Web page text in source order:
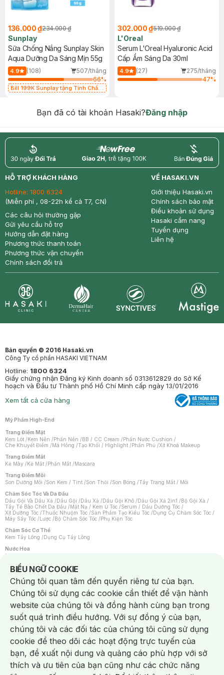
136.000 ₫234.000 ₫
Sunplay
Sữa Chống Nắng Sunplay Skin
Aqua Dưỡng Da Sáng Mịn 55g
4.9 (108)
507/tháng
66%
Bill 199K Sunplay tặng Tinh Chất
302.000 ₫519.000 ₫
L'Oreal
Serum L'Oreal Hyaluronic Acid
Cấp Ẩm Sáng Da 30ml
4.9 (27)
275/tháng
47%
Bạn đã có tài khoản Hasaki?Đăng nhập
return nowfree price
HỖ TRỢ KHÁCH HÀNG
Hotline: 1800 6324
(Miễn phí , 08-22h kể cả T7, CN)
Các câu hỏi thường gặp
Gửi yêu cầu hỗ trợ
Hướng dẫn đặt hàng
Phương thức thanh toán
Phương thức vận chuyển
Chính sách đổi trả
VỀ HASAKI.VN
Giới thiệu Hasaki.vn
Chính sách bảo mật
Điều khoản sử dụng
Hasaki cẩm nang
Tuyển dụng
Liên hệ
Bản quyền © 2016 Hasaki.vn
Công Ty cổ phần HASAKI VIETNAM
Hotline: 1800 6324
Giấy chứng nhận Đăng ký Kinh doanh số 0313612829 do Sở Kế
hoạch và Đầu tư Thành phố Hồ Chí Minh cấp ngày 13/01/2016
Xem tất cả cửa hàng
Mỹ Phẩm High-End
Trang Điểm Mặt
Kem Lót /Kem Nền /Phấn Nền /BB / CC Cream /Phấn Nước Cushion /
Che Khuyết Điểm /Má Hồng /Tạo Khối / Highlight /Phấn Phủ /Xịt Khoá Makeup
Trang Điểm Mắt
Kẻ Mày /Kẻ Mắt /Phấn Mắt /Mascara
Trang Điểm Môi
Son Dưỡng Môi /Son Kem / Tint /Son Thỏi /Son Bóng /Tẩy Trang Mắt / Môi
Chăm Sóc Tóc Và Da Đầu
Dầu Gội Và Dầu Xả /Dầu Gội /Dầu Xả /Dầu Gội Khô /Dầu Gội Xả 2in1 /Bộ Gội Xả /
Tẩy Tế Bào Chết Da Đầu /Mặt Nạ / Kem Ủ Tóc /Serum / Dầu Dưỡng Tóc /
Xịt Dưỡng Tóc /Thuốc Nhuộm Tóc /Sản Phẩm Tạo Kiểu Tóc /Dụng Cụ Chăm Sóc Tóc /
Máy Sấy Tóc /Lược /Bộ Chăm Sóc Tóc /Phụ Kiện Tóc
Chăm Sóc Cơ Thể
Kem Tẩy Lông /Dụng Cụ Tẩy Lông
Nước Hoa
Nước Hoa Nữ
Chăm Sóc Cá Nhân
Chống Muỗi /Khẩu Trang /Máy Massage/Mặt Nạ Xông Hơi /Nước Rửa Tay/
Sản Phẩm Chăm Sóc Khác /Bàn Chải Đánh Răng /Bàn Chải Điện/
Hỗ Trợ Trắng Răng/Kem Đánh Răng /Máy Tăm Nước/ Nước Súc Miệng/
Tăm / Chỉ Nha Khoa/ Xịt Thơm Miệng / Dung Dịch Vệ Sinh/Dưỡng Vùng Kín/
Khăn Ướt Vệ Sinh Vùng Kín/Băng Vệ Sinh/Tampon/Bọt Cạo Râu /Dao Cạo Râu/
Máy Cạo Râu
Vấn Đề Về Da
Da Dầu / Lỗ Chân Lông To/ Da Khô / Mất Nước/ Da Lão Hóa/ Da Mụn/
Da Nhạy Cảm / Kích Ứng
Da Xỉn Màu Thâm / Nám / Tàn Nhang
Quầng Thâm & Bọng Mắt /Sẹo /Viêm Da Cơ Địa
Dụng Cụ / Phụ Kiện Chăm Sóc Da
Bông Tẩy Trang
Khăn Lau Mặt Khô Dụng Cụ / Máy Rửa Mặt Máy Chăm Sóc Da
Dụng Cụ Chăm Sóc Khác
BIỂU NGỮ COOKIE
Notice about cookies usage
Chúng tôi quan tâm đến quyền riêng tư của bạn.
Chúng tôi sử dụng các cookie cần thiết để vận hành
website của chúng tôi và đồng hành cùng bạn trong
suốt quá trình điều hướng. Với sự đồng ý của bạn,
chúng tôi và các đối tác của chúng tôi cũng sử dụng
cookie để theo dõi các hoạt động trực tuyến của
bạn, đề xuất nội dung và quảng cáo phù hợp với sở
thích và ưu tiên của bạn cũng như các chức năng